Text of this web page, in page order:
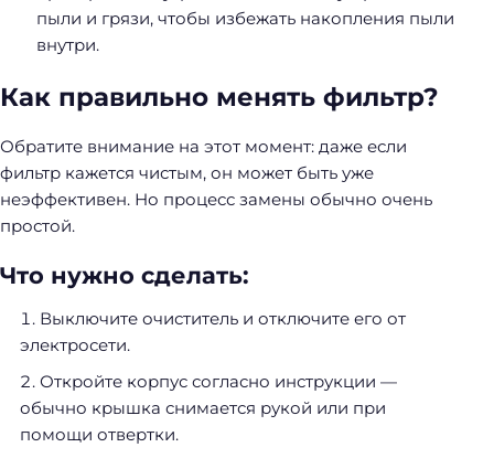
пыли и грязи, чтобы избежать накопления пыли
внутри.
Как правильно менять фильтр?
Обратите внимание на этот момент: даже если
фильтр кажется чистым, он может быть уже
неэффективен. Но процесс замены обычно очень
простой.
Что нужно сделать:
Выключите очиститель и отключите его от
электросети.
Откройте корпус согласно инструкции —
обычно крышка снимается рукой или при
помощи отвертки.
Н
а
й